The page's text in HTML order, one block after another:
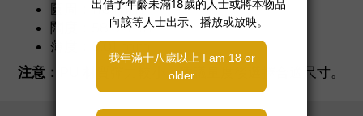
圓周：116 mm
闊度：58±2 mm
薄度：0.01 mm
注意：
PU 材質彈力較小，建議量度後選擇合適尺寸。